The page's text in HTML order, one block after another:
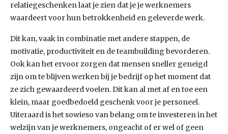
relatiegeschenken laat je zien dat je je werknemers
waardeert voor hun betrokkenheid en geleverde werk.
Dit kan, vaak in combinatie met andere stappen, de
motivatie, productiviteit en de teambuilding bevorderen.
Ook kan het ervoor zorgen dat mensen sneller geneigd
zijn om te blijven werken bij je bedrijf op het moment dat
ze zich gewaardeerd voelen. Dit kan al met af en toe een
klein, maar goedbedoeld geschenk voor je personeel.
Uiteraard is het sowieso van belang om te investeren in het
welzijn van je werknemers, ongeacht of er wel of geen